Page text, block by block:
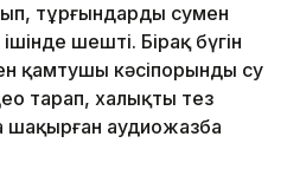
тұрғындарды сумен
шешті. Бірақ бүгін
қамтушы кәсіпорынды су
тарап, халықты тез
шақырған аудиожазба